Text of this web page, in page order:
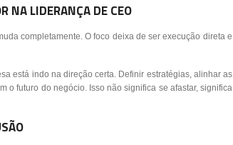
NA LIDERANÇA DE CEO
completamente. O foco deixa de ser execução direta e
está indo na direção certa. Definir estratégias, alinhar as
o futuro do negócio. Isso não significa se afastar, significa